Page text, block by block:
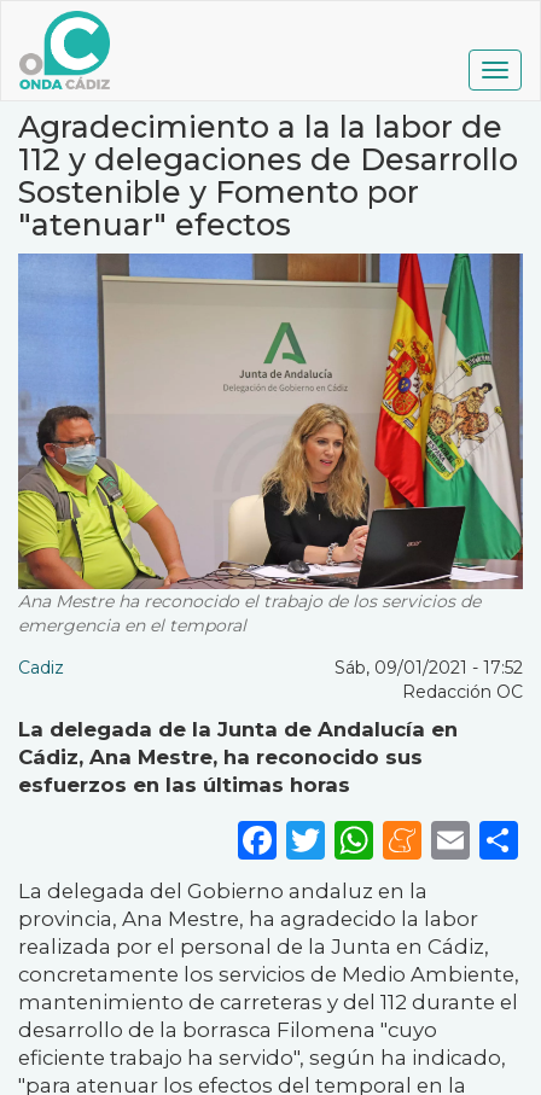
contenido
principal
Agradecimiento a la la labor de
112 y delegaciones de Desarrollo
Sostenible y Fomento por
"atenuar" efectos
Ana Mestre ha reconocido el trabajo de los servicios de
emergencia en el temporal
Cadiz
Sáb, 09/01/2021 - 17:52
Redacción OC
La delegada de la Junta de Andalucía en
Cádiz, Ana Mestre, ha reconocido sus
esfuerzos en las últimas horas
Facebook
Twitter
La delegada del Gobierno andaluz en la
provincia, Ana Mestre, ha agradecido la labor
realizada por el personal de la Junta en Cádiz,
concretamente los servicios de Medio Ambiente,
mantenimiento de carreteras y del 112 durante el
desarrollo de la borrasca Filomena "cuyo
eficiente trabajo ha servido", según ha indicado,
"para atenuar los efectos del temporal en la